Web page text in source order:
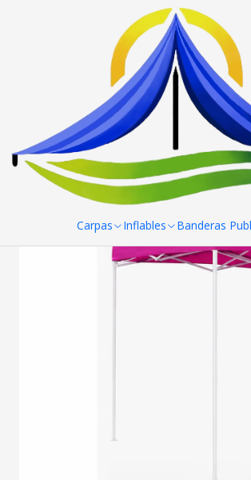
Carpas Inflables Banderas
Toldo 3x3 Fierro Blanco